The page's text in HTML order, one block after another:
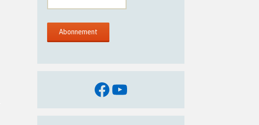
Facebook
YouTube